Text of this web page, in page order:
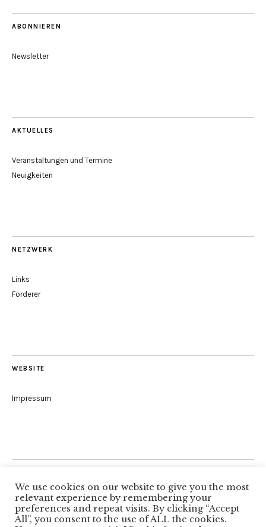
ABONNIEREN
Newsletter
AKTUELLES
Veranstaltungen und Termine
Neuigkeiten
NETZWERK
Links
Förderer
WEBSITE
Impressum
Folge uns
Facebook
We use cookies on our website to give you the most
relevant experience by remembering your
preferences and repeat visits. By clicking “Accept
All”, you consent to the use of ALL the cookies.